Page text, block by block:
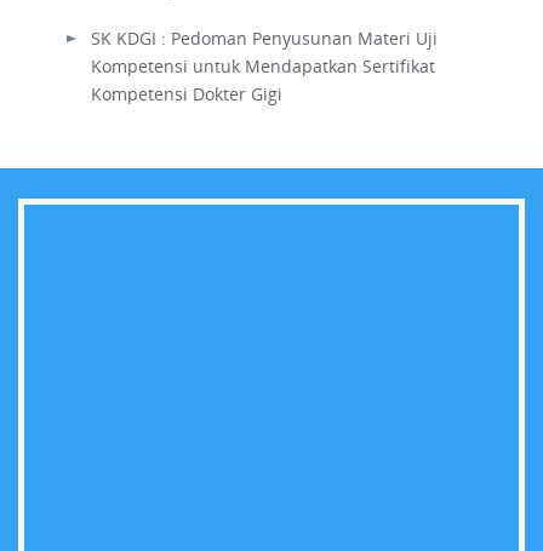
SK KDGI : Pedoman Penyusunan Materi Uji
Kompetensi untuk Mendapatkan Sertifikat
Kompetensi Dokter Gigi